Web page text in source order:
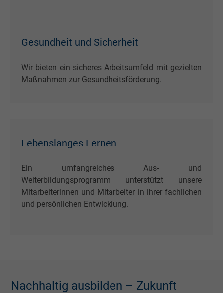
Name test_cookie, Google DoubleClick
Laufzeit 15 Minuten
domänenübergreifend erkennen und
Name
bkdwCNfVtWgQ67qT8AM,49021628980,
Google Ad Conversion Tracking
Gesundheit und Sicherheit
Wir bieten ein sicheres Arbeitsumfeld mit gezielten
Maßnahmen zur Gesundheitsförderung.
Lebenslanges Lernen
Ein umfangreiches Aus- und
Weiterbildungsprogramm unterstützt unsere
Mitarbeiterinnen und Mitarbeiter in ihrer fachlichen
und persönlichen Entwicklung.
Nachhaltig ausbilden – Zukunft